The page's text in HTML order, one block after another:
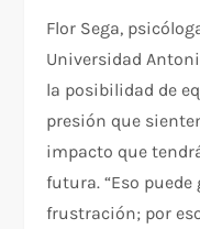
Flor Sega,
Universidad
la posibilidad de
presión que
impacto que
futura. “Eso
frustración; por